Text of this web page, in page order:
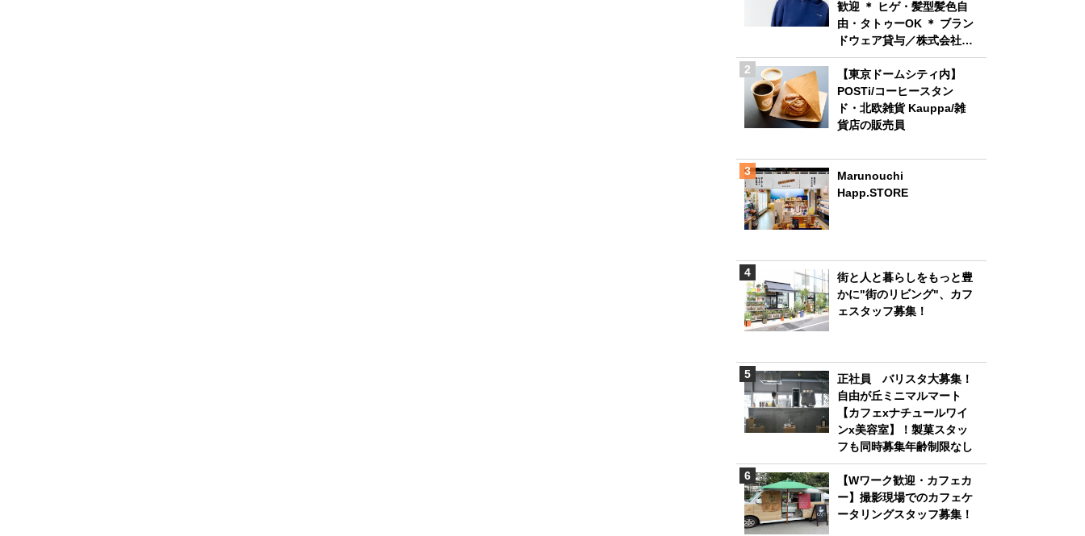
歓迎 ＊ ヒゲ・髪型髪色自
由・タトゥーOK ＊ ブラン
ドウェア貸与／株式会社
Madhappy Japan
【東京ドームシティ内】
POSTi/コーヒースタン
ド・北欧雑貨 Kauppa/雑
貨店の販売員
Marunouchi
Happ.STORE
街と人と暮らしをもっと豊
かに"街のリビング"、カフ
ェスタッフ募集！
正社員 バリスタ大募集！
自由が丘ミニマルマート
【カフェxナチュールワイ
ンx美容室】！製菓スタッ
フも同時募集年齢制限なし
【Wワーク歓迎・カフェカ
ー】撮影現場でのカフェケ
ータリングスタッフ募集！